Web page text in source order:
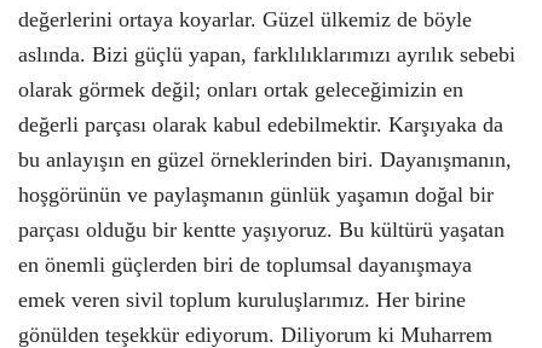
değerlerini ortaya koyarlar. Güzel ülkemiz de böyle
aslında. Bizi güçlü yapan, farklılıklarımızı ayrılık sebebi
olarak görmek değil; onları ortak geleceğimizin en
değerli parçası olarak kabul edebilmektir. Karşıyaka da
bu anlayışın en güzel örneklerinden biri. Dayanışmanın,
hoşgörünün ve paylaşmanın günlük yaşamın doğal bir
parçası olduğu bir kentte yaşıyoruz. Bu kültürü yaşatan
en önemli güçlerden biri de toplumsal dayanışmaya
emek veren sivil toplum kuruluşlarımız. Her birine
gönülden teşekkür ediyorum. Diliyorum ki Muharrem